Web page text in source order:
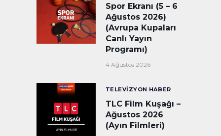
Spor Ekranı (5 – 6
Ağustos 2026)
(Avrupa Kupaları
Canlı Yayın
Programı)
4 Ağustos 2026
TELEVIZYON HABER
TLC Film Kuşağı –
Ağustos 2026
(Ayın Filmleri)